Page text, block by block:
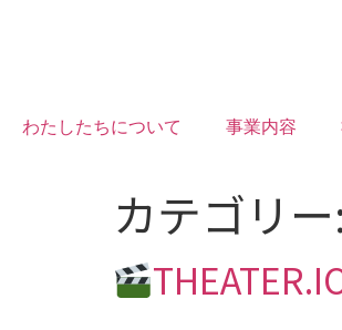
わたしたちについて 事業内容
カテゴリー: